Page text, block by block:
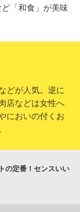
ど「和食」が美味
どが人気。逆に
店などは女性へ
においの付くお
の定番！センスいい